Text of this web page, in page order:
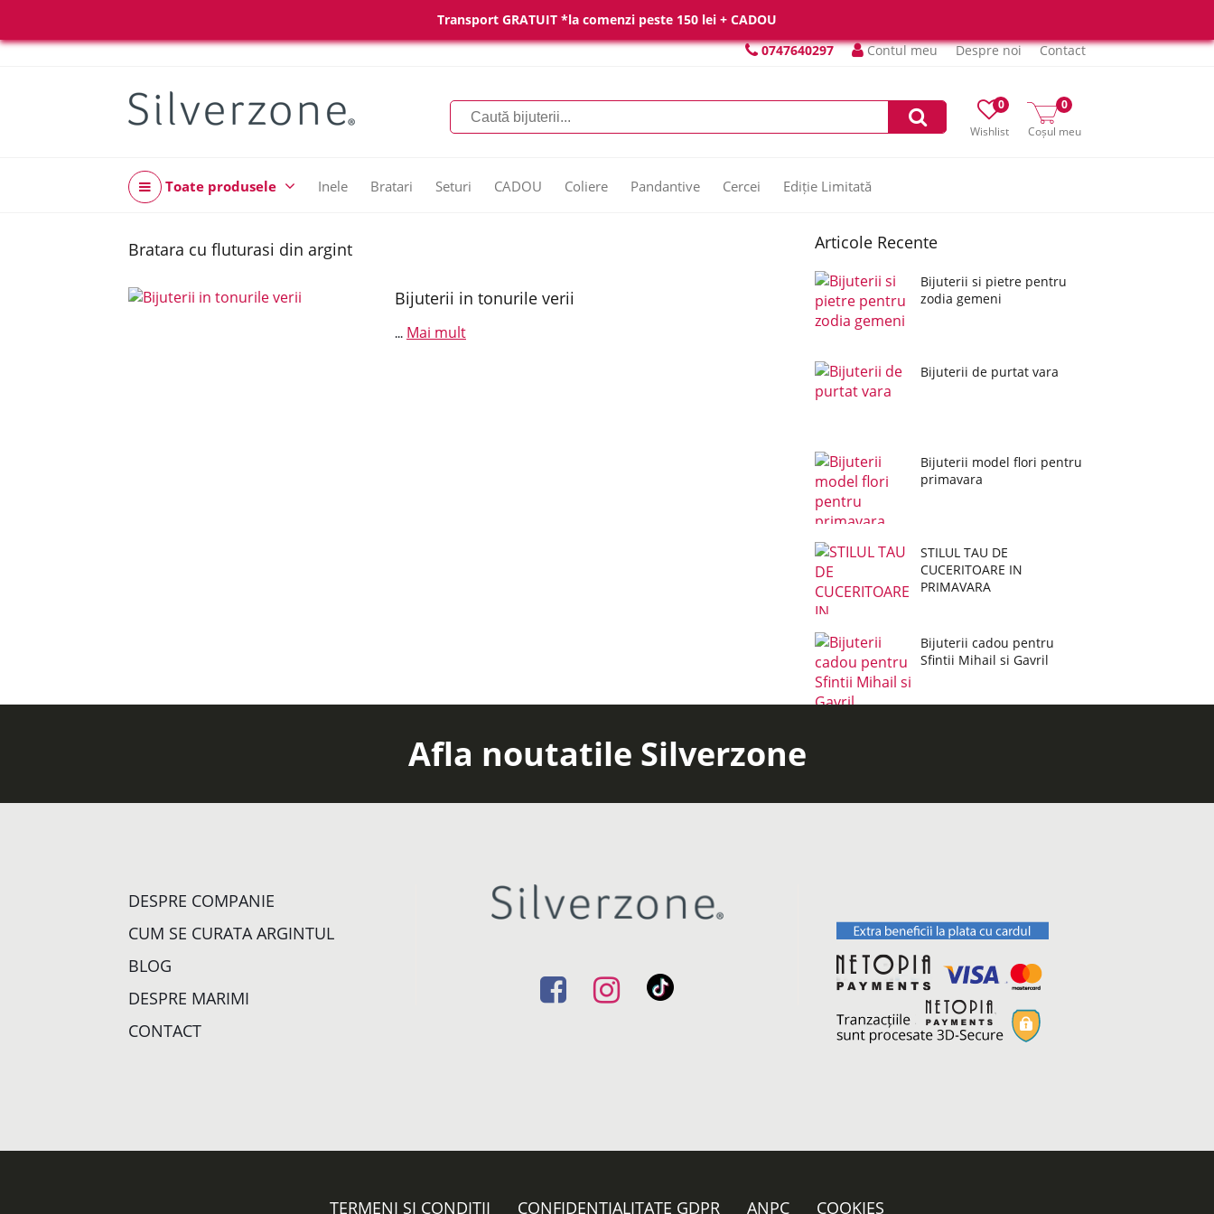
Transport GRATUIT *la comenzi peste 150 lei + CADOU
0747640297
Contul meu Despre noi Contact
Wishlist
0
Coșul meu
0
Toate produsele Inele Bratari Seturi CADOU Coliere Pandantive Cercei Ediție Limitată
Bratara cu fluturasi din argint
Bijuterii in tonurile verii
... Mai mult
Articole Recente
Bijuterii si pietre pentru
zodia gemeni
Bijuterii de purtat vara
Bijuterii model flori pentru
primavara
STILUL TAU DE
CUCERITOARE IN
PRIMAVARA
Bijuterii cadou pentru
Sfintii Mihail si Gavril
Afla noutatile Silverzone
DESPRE COMPANIE
CUM SE CURATA ARGINTUL
BLOG
DESPRE MARIMI
CONTACT
TERMENI ȘI CONDIȚII CONFIDENȚIALITATE GDPR ANPC COOKIES